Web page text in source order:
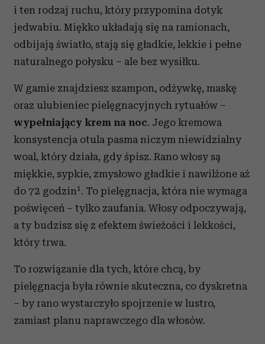
i ten rodzaj ruchu, który przypomina dotyk
jedwabiu. Miękko układają się na ramionach,
odbijają światło, stają się gładkie, lekkie i pełne
naturalnego połysku – ale bez wysiłku.
W gamie znajdziesz szampon, odżywkę, maskę
oraz ulubieniec pielęgnacyjnych rytuałów –
wypełniający krem na noc. Jego kremowa
konsystencja otula pasma niczym niewidzialny
woal, który działa, gdy śpisz. Rano włosy są
miękkie, sypkie, zmysłowo gładkie i nawilżone aż
do 72 godzin1 . To pielęgnacja, która nie wymaga
poświęceń – tylko zaufania. Włosy odpoczywają,
a ty budzisz się z efektem świeżości i lekkości,
który trwa.
To rozwiązanie dla tych, które chcą, by
pielęgnacja była równie skuteczna, co dyskretna
– by rano wystarczyło spojrzenie w lustro,
zamiast planu naprawczego dla włosów.